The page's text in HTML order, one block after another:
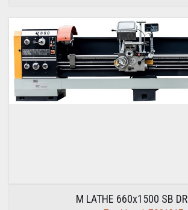
M LATHE 660x1500 SB